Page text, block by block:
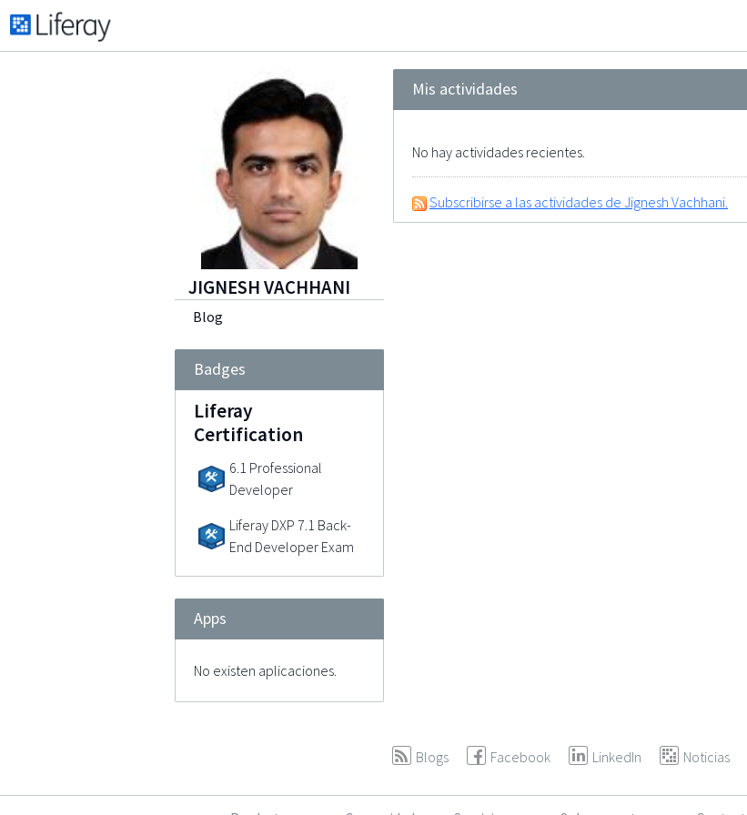
JIGNESH VACHHANI
Blog
Badges
Liferay
Certification
6.1 Professional
Developer
Liferay DXP 7.1 Back-
End Developer Exam
Apps
No existen aplicaciones.
Mis actividades
No hay actividades recientes.
Subscribirse a las actividades de Jignesh Vachhani.
Blogs Facebook LinkedIn Noticias